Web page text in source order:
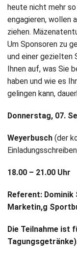
Datenschutz
heute nicht mehr
engagieren, wollen
ziehen.
Um Sponsoren zu
und einer gezielten
Ihnen auf, was Sie
haben und wie es
gelingen kann,
Donnerstag, 07.
Weyerbusch (der
18.00 – 21.00 Uhr
Referent:
Marketin,g
Die Teilnahme ist